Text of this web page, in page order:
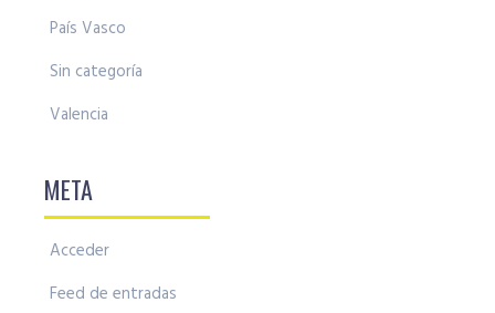
País Vasco
Sin categoría
Valencia
META
Acceder
Feed de entradas